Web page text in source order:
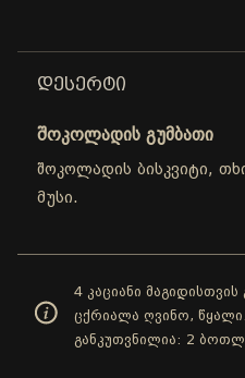
ᲓᲔᲡᲔᲠᲢᲘ
შოკოლადის გუმბათი
შოკოლადის ბისკვიტი,
მუსი.
4 კაციანი
ცქრიალა ღვინო, წყალი.
განკუთვნილია: 2